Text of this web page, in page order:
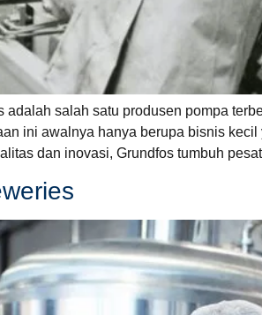
adalah salah satu produsen pompa
ini awalnya hanya berupa bisnis
dan inovasi, Grundfos tumbuh